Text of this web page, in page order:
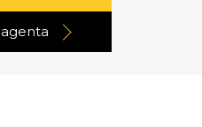
agenta